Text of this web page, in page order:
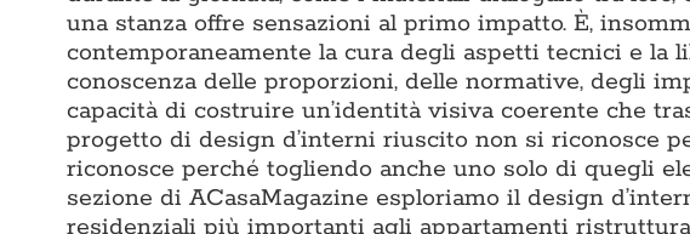
una stanza offre sensazioni al primo impatto. È,
contemporaneamente la cura degli aspetti tecnici e la
conoscenza delle proporzioni, delle normative, degli
capacità di costruire un’identità visiva coerente che
progetto di design d’interni riuscito non si riconosce
riconosce perché togliendo anche uno solo di quegli
sezione di ACasaMagazine esploriamo il design
residenziali più importanti agli appartamenti